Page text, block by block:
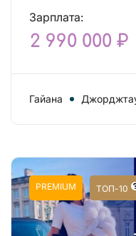
Зарплата:
2 990 000 ₽
Гайана
PREMIUM ТОП-10